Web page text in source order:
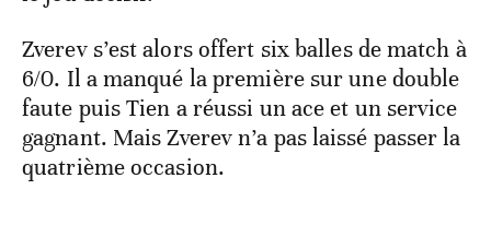
Zverev s’est alors offert six balles de match à
6/0. Il a manqué la première sur une double
faute puis Tien a réussi un ace et un service
gagnant. Mais Zverev n’a pas laissé passer la
quatrième occasion.